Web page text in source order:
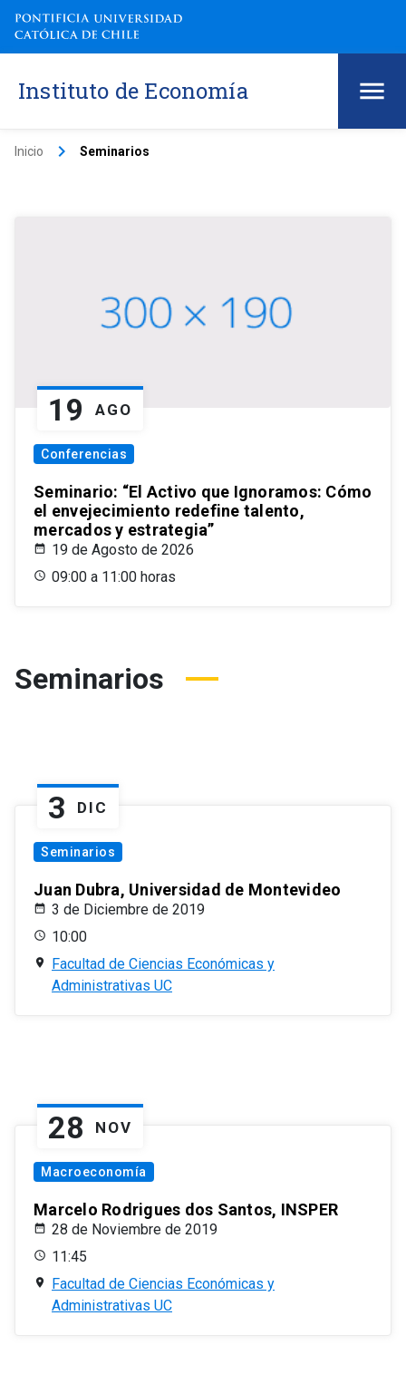
Instituto de Economía
Inicio keyboard_arrow_right Seminarios
19 AGO
Conferencias
Seminario: “El Activo que Ignoramos: Cómo
el envejecimiento redefine talento,
mercados y estrategia”
19 de Agosto de 2026
09:00 a 11:00 horas
Seminarios
3 DIC
Seminarios
Juan Dubra, Universidad de Montevideo
3 de Diciembre de 2019
10:00
Facultad de Ciencias Económicas y
Administrativas UC
28 NOV
Macroeconomía
Marcelo Rodrigues dos Santos, INSPER
28 de Noviembre de 2019
11:45
Facultad de Ciencias Económicas y
Administrativas UC